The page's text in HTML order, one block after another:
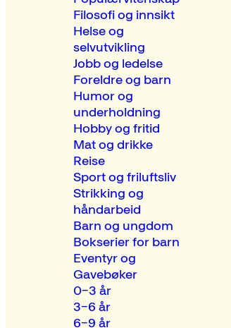
Filosofi og innsikt
Helse og
selvutvikling
Jobb og ledelse
Foreldre og barn
Humor og
underholdning
Hobby og fritid
Mat og drikke
Reise
Sport og friluftsliv
Strikking og
håndarbeid
Barn og ungdom
Bokserier for barn
Eventyr og
Gavebøker
0–3 år
3–6 år
6–9 år